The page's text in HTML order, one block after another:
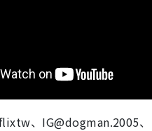
、IG@dogman.2005、